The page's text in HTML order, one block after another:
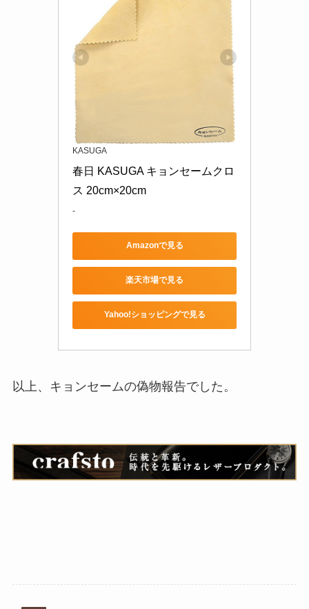
KASUGA
春日 KASUGA キョンセームクロ
ス 20cm×20cm
-
Amazonで見る
楽天市場で見る
Yahoo!ショッピングで見る
以上、キョンセームの偽物報告でした。